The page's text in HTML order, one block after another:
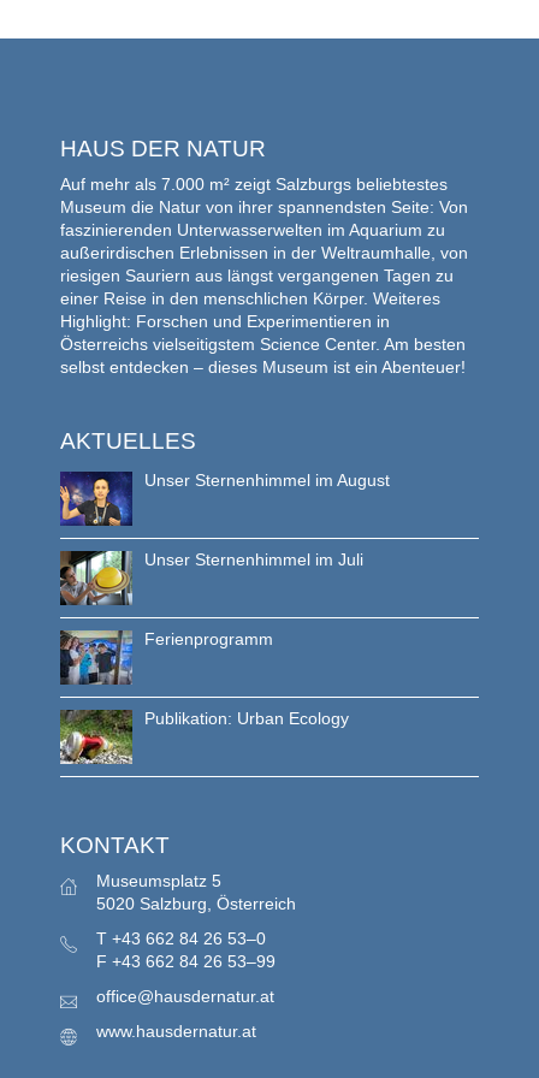
HAUS DER NATUR
Auf mehr als 7.000 m² zeigt Salzburgs beliebtestes
Museum die Natur von ihrer spannendsten Seite: Von
faszinierenden Unterwasserwelten im Aquarium zu
außerirdischen Erlebnissen in der Weltraumhalle, von
riesigen Sauriern aus längst vergangenen Tagen zu
einer Reise in den menschlichen Körper. Weiteres
Highlight: Forschen und Experimentieren in
Österreichs vielseitigstem Science Center. Am besten
selbst entdecken – dieses Museum ist ein Abenteuer!
AKTUELLES
Unser Sternenhimmel im August
Unser Sternenhimmel im Juli
Ferienprogramm
Publikation: Urban Ecology
KONTAKT
Museumsplatz 5
5020 Salzburg, Österreich
T +43 662 84 26 53–0
F +43 662 84 26 53–99
office@hausdernatur.at
www.hausdernatur.at